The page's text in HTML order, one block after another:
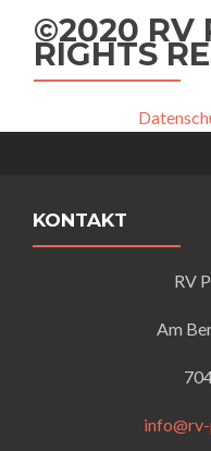
©2020 RV
RIGHTS
KONTAKT
RV
Am